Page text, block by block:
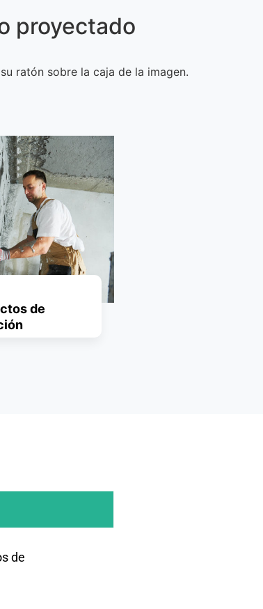
proyectado
ratón sobre la caja de la imagen.
de
de